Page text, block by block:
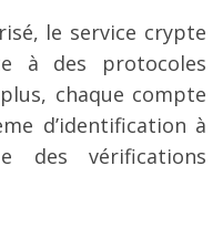
le service crypte
à des protocoles
chaque compte
d’identification à
des vérifications